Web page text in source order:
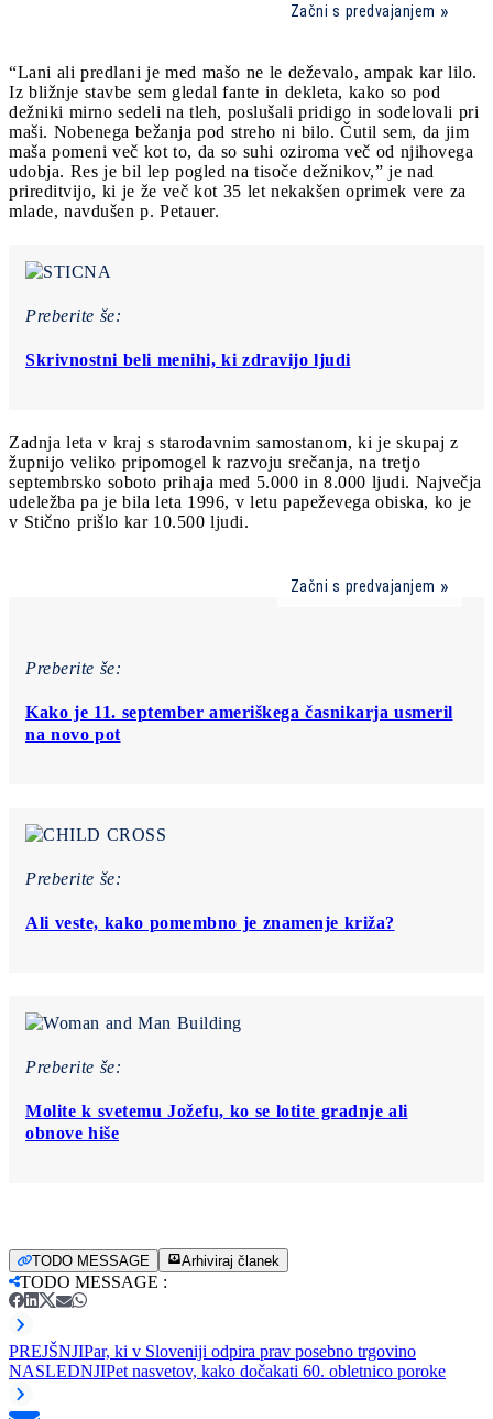
Začni s predvajanjem
“Lani ali predlani je med mašo ne le deževalo, ampak kar lilo.
Iz bližnje stavbe sem gledal fante in dekleta, kako so pod
dežniki mirno sedeli na tleh, poslušali pridigo in sodelovali pri
maši. Nobenega bežanja pod streho ni bilo. Čutil sem, da jim
maša pomeni več kot to, da so suhi oziroma več od njihovega
udobja. Res je bil lep pogled na tisoče dežnikov,” je nad
prireditvijo, ki je že več kot 35 let nekakšen oprimek vere za
mlade, navdušen p. Petauer.
Preberite še:
Skrivnostni beli menihi, ki zdravijo ljudi
Zadnja leta v kraj s starodavnim samostanom, ki je skupaj z
župnijo veliko pripomogel k razvoju srečanja, na tretjo
septembrsko soboto prihaja med 5.000 in 8.000 ljudi. Največja
udeležba pa je bila leta 1996, v letu papeževega obiska, ko je
v Stično prišlo kar 10.500 ljudi.
Začni s predvajanjem
Preberite še:
Kako je 11. september ameriškega časnikarja usmeril
na novo pot
Preberite še:
Ali veste, kako pomembno je znamenje križa?
Preberite še:
Molite k svetemu Jožefu, ko se lotite gradnje ali
obnove hiše
TODO MESSAGE Arhiviraj članek
TODO MESSAGE :
PREJŠNJIPar, ki v Sloveniji odpira prav posebno trgovino
NASLEDNJIPet nasvetov, kako dočakati 60. obletnico poroke